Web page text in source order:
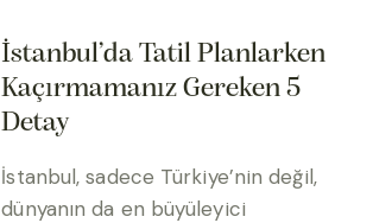
İstanbul’da Tatil Planlarken
Kaçırmamanız Gereken 5
Detay
İstanbul, sadece Türkiye’nin değil,
dünyanın da en büyüleyici
POLITIKALAR
GIZLILIK POLITIKASI